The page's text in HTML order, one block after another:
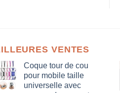
VENTES
Coque tour de cou
pour mobile taille
universelle avec